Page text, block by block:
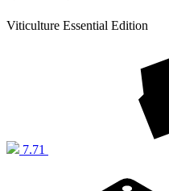
Viticulture Essential Edition
7.71